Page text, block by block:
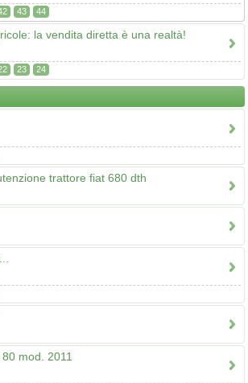
43 44
la vendita diretta è una realtà!
23 24
trattore fiat 680 dth
mod. 2011